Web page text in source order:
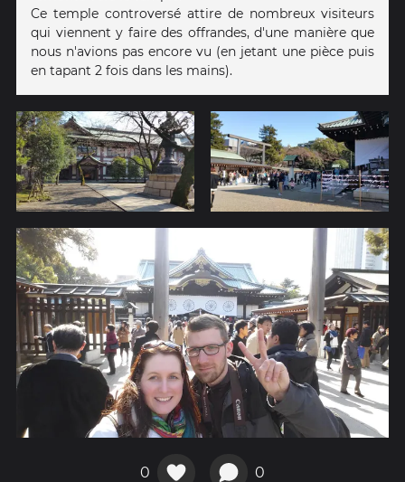
Ce temple controversé attire de nombreux visiteurs
qui viennent y faire des offrandes, d'une manière que
nous n'avions pas encore vu (en jetant une pièce puis
en tapant 2 fois dans les mains).
0 0